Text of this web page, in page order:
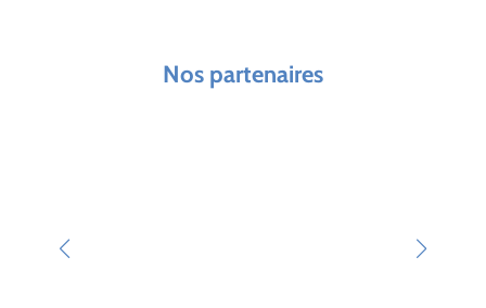
Nos partenaires